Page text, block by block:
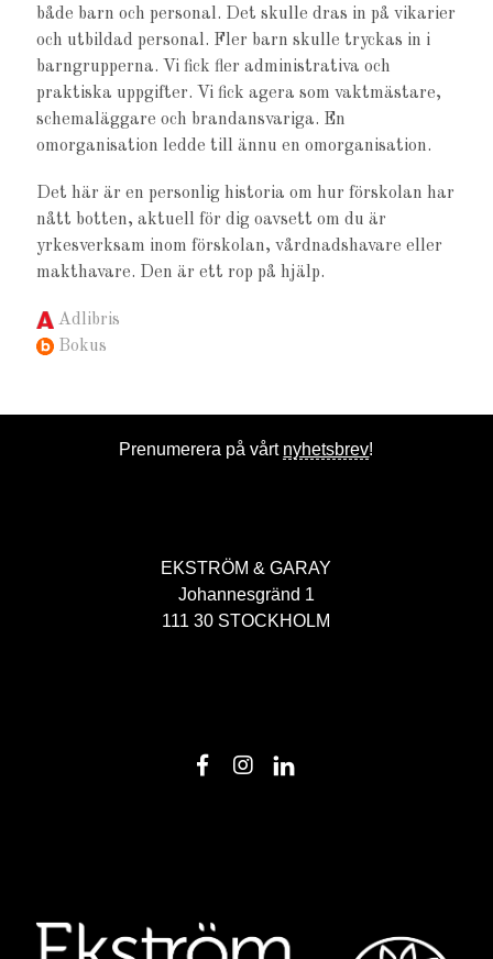
både barn och personal. Det skulle dras in på vikarier
och utbildad personal. Fler barn skulle tryckas in i
barngrupperna. Vi fick fler administrativa och
praktiska uppgifter. Vi fick agera som vaktmästare,
schemaläggare och brandansvariga. En
omorganisation ledde till ännu en omorganisation.
Det här är en personlig historia om hur förskolan har
nått botten, aktuell för dig oavsett om du är
yrkesverksam inom förskolan, vårdnadshavare eller
makthavare. Den är ett rop på hjälp.
Adlibris
Bokus
Prenumerera på vårt nyhetsbrev!
EKSTRÖM & GARAY
Johannesgränd 1
111 30 STOCKHOLM